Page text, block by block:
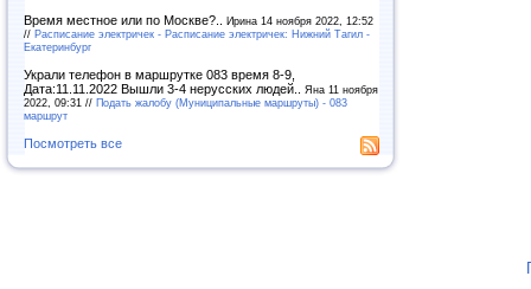
Время местное или по Москве?.. Ирина 14 ноября 2022, 12:52
// Расписание электричек - Расписание электричек: Нижний Тагил -
Екатеринбург
Украли телефон в маршрутке 083 время 8-9,
Дата:11.11.2022 Вышли 3-4 нерусских людей.. Яна 11 ноября
2022, 09:31 // Подать жалобу (Муниципальные маршруты) - 083
маршрут
Посмотреть все